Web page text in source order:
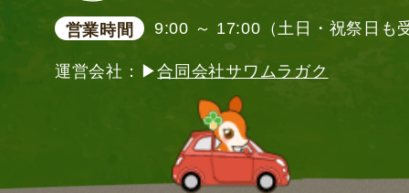
営業時間 9:00 ～ 17:00（土日・祝祭日も
運営会社：▶合同会社サワムラガク